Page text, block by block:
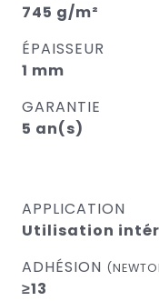
745 g/m²
ÉPAISSEUR
1 mm
GARANTIE
5 an(s)
APPLICATION
Utilisation
ADHÉSION
≥13